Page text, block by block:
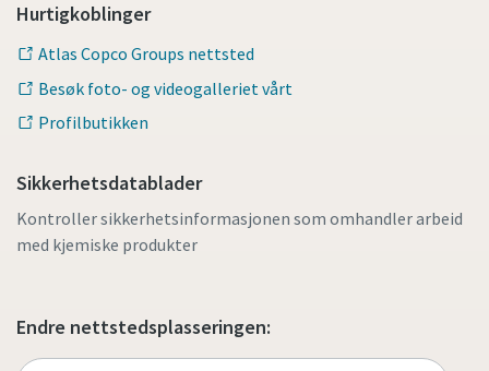
Hurtigkoblinger
Atlas Copco Groups nettsted
Besøk foto- og videogalleriet vårt
Profilbutikken
Sikkerhetsdatablader
Kontroller sikkerhetsinformasjonen som omhandler arbeid
med kjemiske produkter
Endre nettstedsplasseringen: